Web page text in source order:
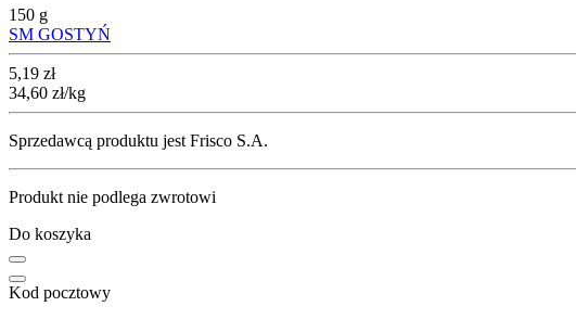
150 g
SM GOSTYŃ
Cena
5,19 zł
34,60 zł/kg
Sprzedawcą produktu jest Frisco S.A.
Produkt nie podlega zwrotowi
Do koszyka
Kod pocztowy